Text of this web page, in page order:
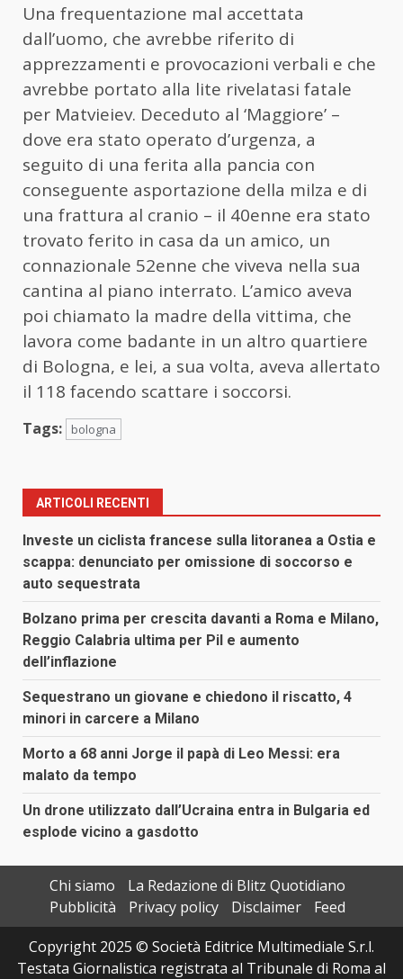
Una frequentazione mal accettata
dall’uomo, che avrebbe riferito di
apprezzamenti e provocazioni verbali e che
avrebbe portato alla lite rivelatasi fatale
per Matvieiev. Deceduto al ‘Maggiore’ –
dove era stato operato d’urgenza, a
seguito di una ferita alla pancia con
conseguente asportazione della milza e di
una frattura al cranio – il 40enne era stato
trovato ferito in casa da un amico, un
connazionale 52enne che viveva nella sua
cantina al piano interrato. L’amico aveva
poi chiamato la madre della vittima, che
lavora come badante in un altro quartiere
di Bologna, e lei, a sua volta, aveva allertato
il 118 facendo scattare i soccorsi.
Tags: bologna
ARTICOLI RECENTI
Investe un ciclista francese sulla litoranea a Ostia e
scappa: denunciato per omissione di soccorso e
auto sequestrata
Bolzano prima per crescita davanti a Roma e Milano,
Reggio Calabria ultima per Pil e aumento
dell’inflazione
Sequestrano un giovane e chiedono il riscatto, 4
minori in carcere a Milano
Morto a 68 anni Jorge il papà di Leo Messi: era
malato da tempo
Un drone utilizzato dall’Ucraina entra in Bulgaria ed
esplode vicino a gasdotto
Chi siamo
La Redazione di Blitz Quotidiano
Pubblicità
Privacy policy Disclaimer
Feed
Copyright 2025 © Società Editrice Multimediale S.r.l.
Testata Giornalistica registrata al Tribunale di Roma al